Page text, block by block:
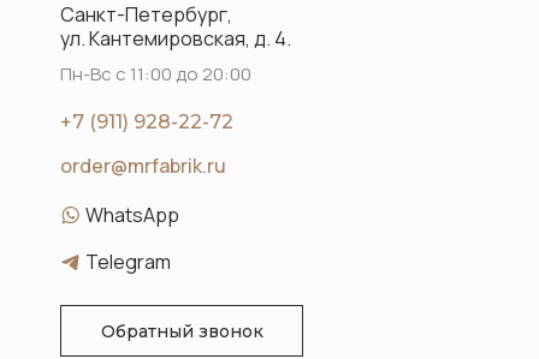
order@mrfabrik.ru
Санкт-Петербург,
ул. Кантемировская, д. 4.
+7 (911) 928-22-72
Пн-Вс с 11:00 до 20:00
WhatsApp
Telegram
Обратный звонок